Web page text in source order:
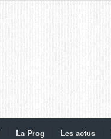
La Prog Les actus